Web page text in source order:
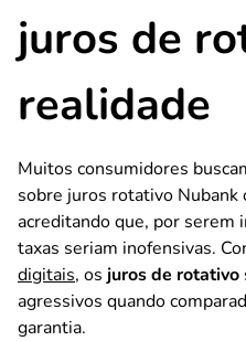
juros de
realidade
Muitos consumidores
sobre juros rotativo Nubank
acreditando que, por serem
taxas seriam inofensivas.
digitais, os juros de rotativo
agressivos quando
garantia.